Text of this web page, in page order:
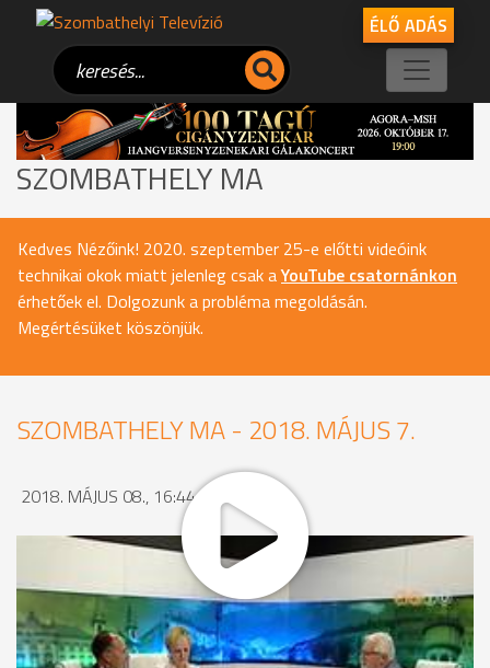
ÉLŐ ADÁS
SZOMBATHELY MA
Kedves Nézőink! 2020. szeptember 25-e előtti videóink
technikai okok miatt jelenleg csak aYouTube csatornánkon
érhetőek el. Dolgozunk a probléma megoldásán.
Megértésüket köszönjük.
SZOMBATHELY MA - 2018. MÁJUS 7.
2018. MÁJUS 08., 16:44
MEGOSZTÁS